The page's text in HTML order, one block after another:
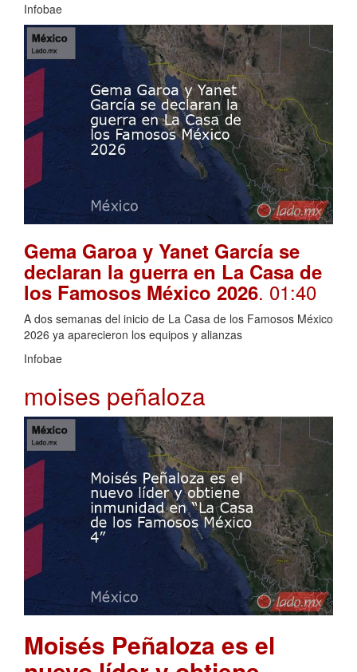
Infobae
Gema Garoa y Yanet García se
declaran la guerra en La Casa de
los Famosos México 2026. 01:40
A dos semanas del inicio de La Casa de los Famosos México
2026 ya aparecieron los equipos y alianzas
Infobae
moises peñaloza
Moisés Peñaloza es el